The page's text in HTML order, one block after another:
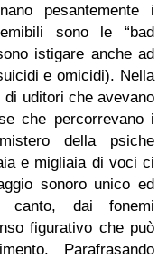
pesantemente i
sono le “bad
istigare anche ad
e omicidi). Nella
uditori che avevano
che percorrevano i
della psiche
e migliaia di voci ci
sonoro unico ed
canto, dai fonemi
figurativo che può
Parafrasando